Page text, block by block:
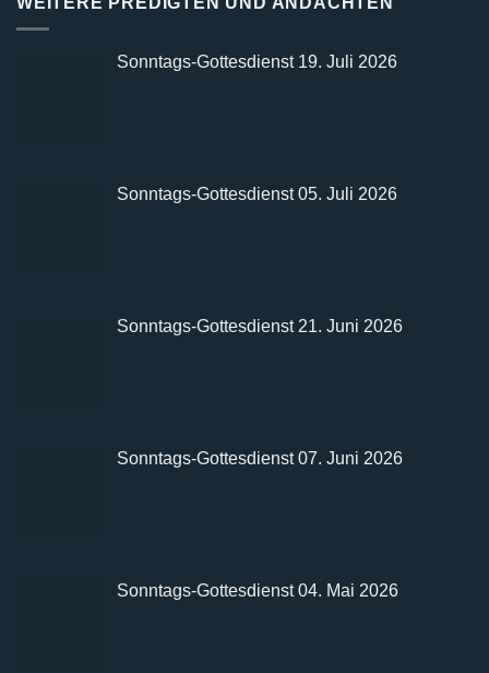
Sonntags-Gottesdienst 19. Juli 2026
Sonntags-Gottesdienst 05. Juli 2026
Sonntags-Gottesdienst 21. Juni 2026
Sonntags-Gottesdienst 07. Juni 2026
Sonntags-Gottesdienst 04. Mai 2026